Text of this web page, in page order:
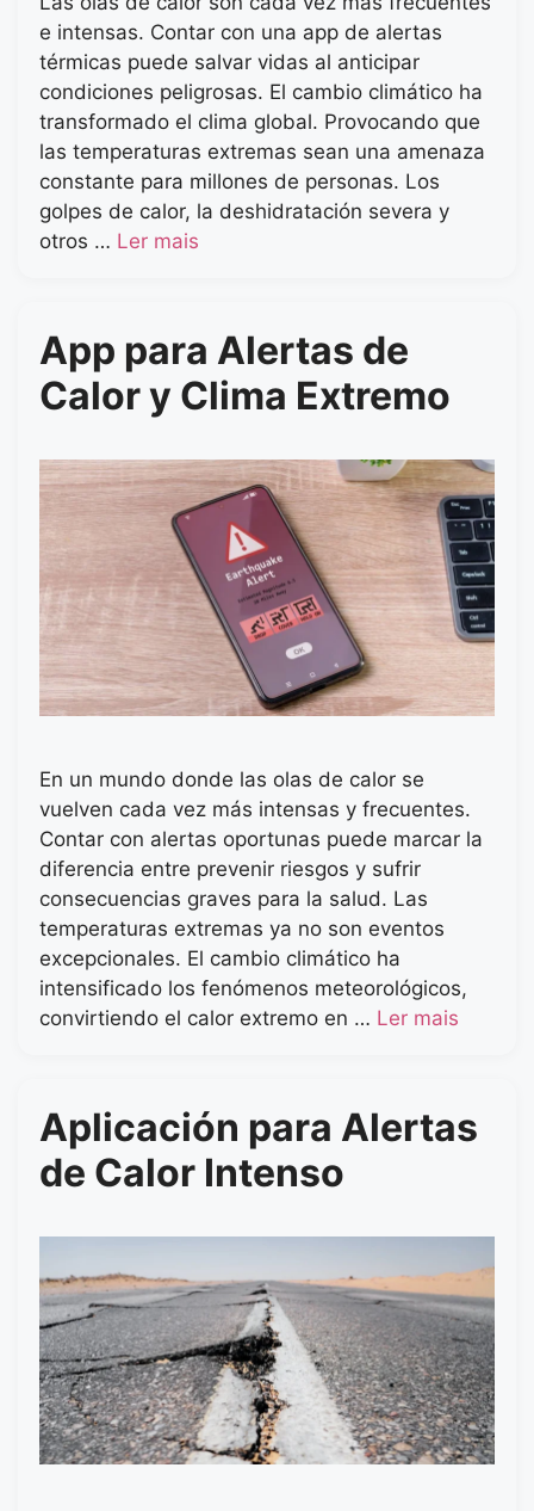
e intensas. Contar con una app de alertas
térmicas puede salvar vidas al anticipar
condiciones peligrosas. El cambio climático ha
transformado el clima global. Provocando que
las temperaturas extremas sean una amenaza
constante para millones de personas. Los
golpes de calor, la deshidratación severa y
otros … Ler mais
App para Alertas de
Calor y Clima Extremo
En un mundo donde las olas de calor se
vuelven cada vez más intensas y frecuentes.
Contar con alertas oportunas puede marcar la
diferencia entre prevenir riesgos y sufrir
consecuencias graves para la salud. Las
temperaturas extremas ya no son eventos
excepcionales. El cambio climático ha
intensificado los fenómenos meteorológicos,
convirtiendo el calor extremo en … Ler mais
Aplicación para Alertas
de Calor Intenso